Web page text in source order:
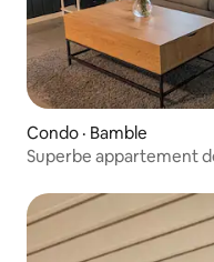
Condo · Bamble
Superbe appartement